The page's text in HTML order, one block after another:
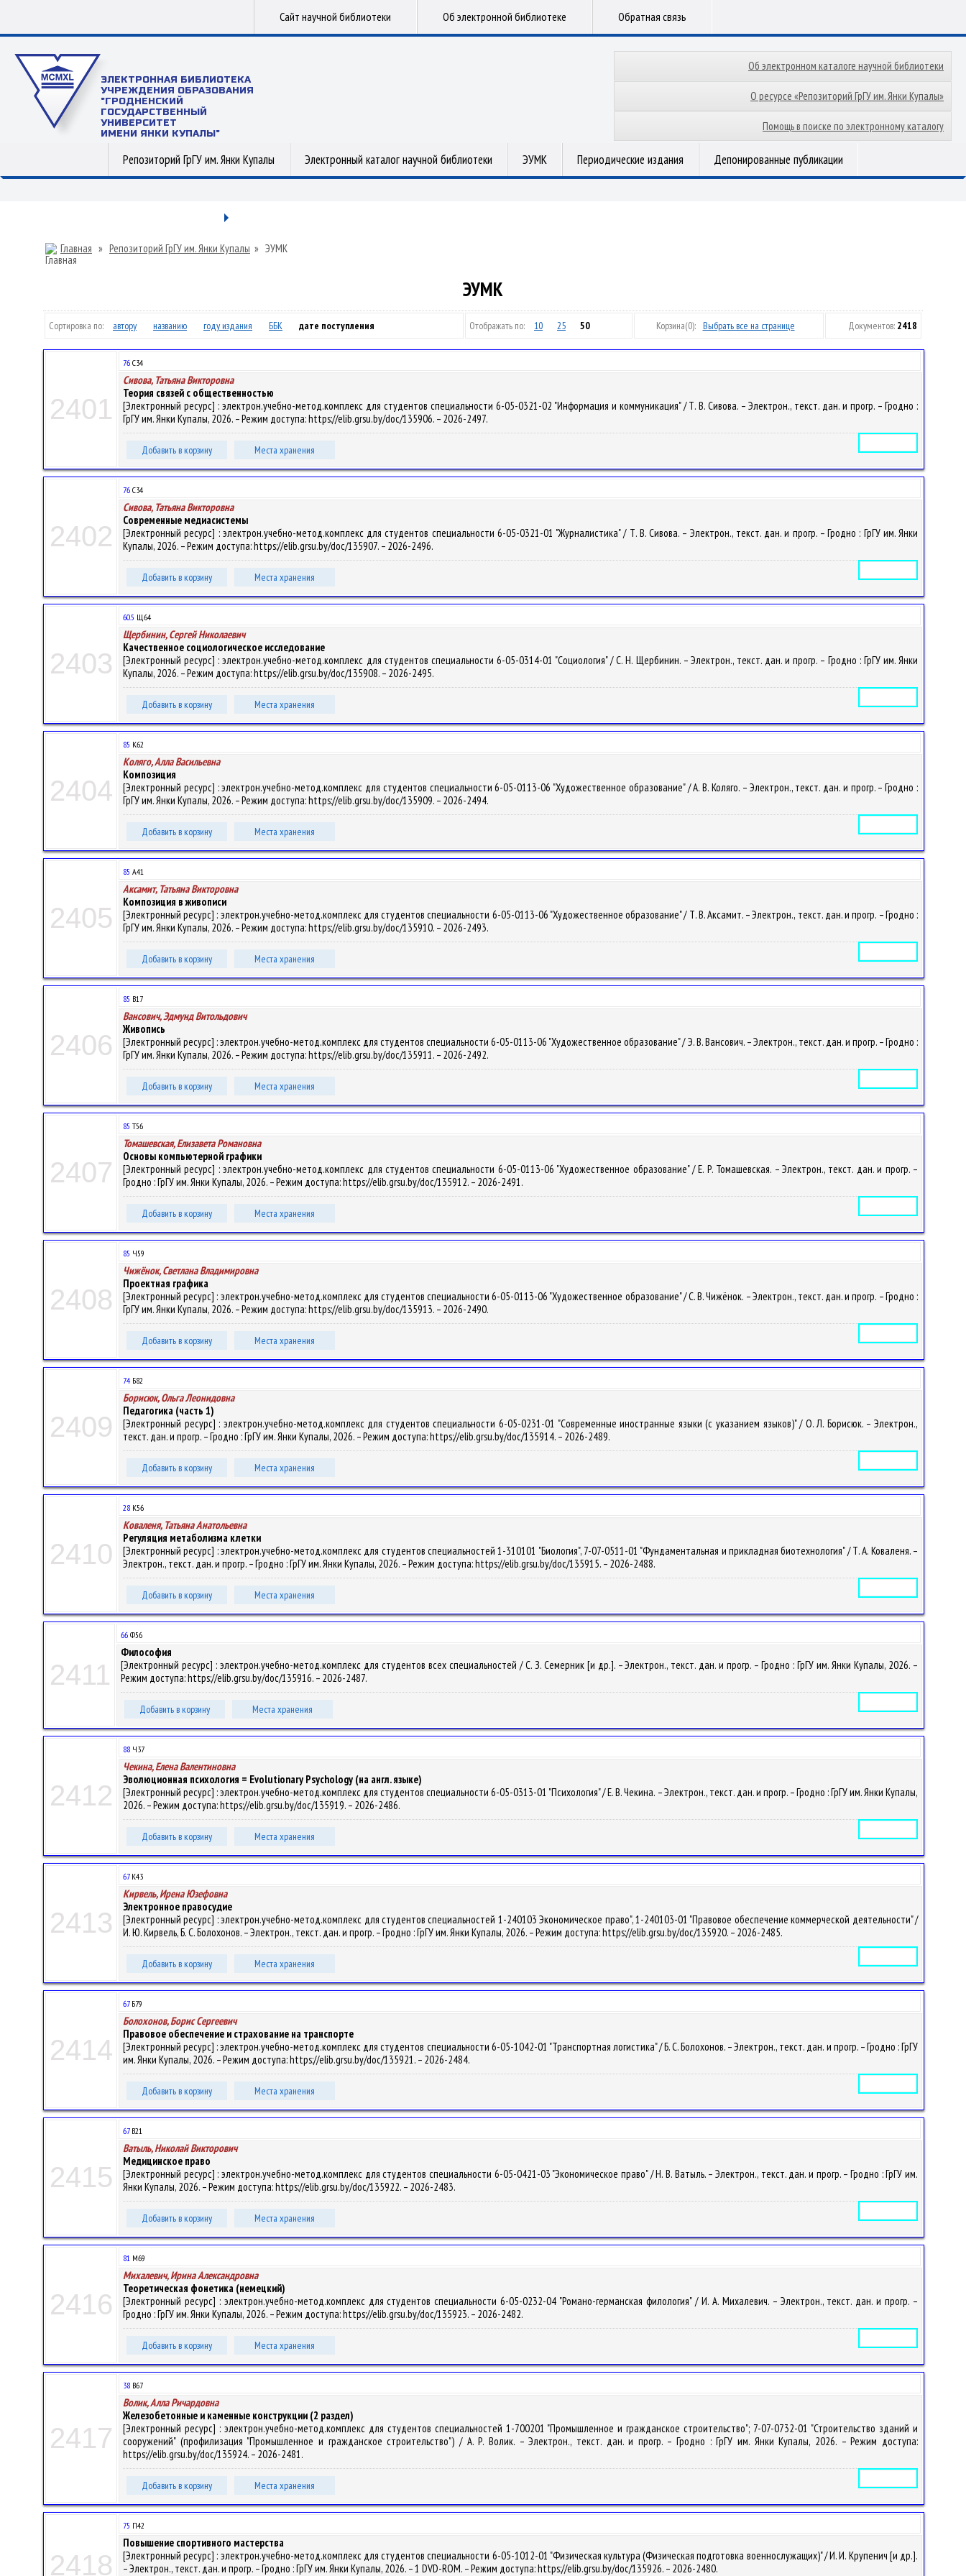
Сайт научной библиотеки Об электронной библиотеке Обратная связь
ЭЛЕКТРОННАЯ БИБЛИОТЕКА
УЧРЕЖДЕНИЯ ОБРАЗОВАНИЯ
"ГРОДНЕНСКИЙ
ГОСУДАРСТВЕННЫЙ
УНИВЕРСИТЕТ
ИМЕНИ ЯНКИ КУПАЛЫ"
Об электронном каталоге научной библиотеки
О ресурсе «Репозиторий ГрГУ им. Янки Купалы»
Помощь в поиске по электронному каталогу
Репозиторий ГрГУ им. Янки Купалы Электронный каталог научной библиотеки ЭУМК Периодические издания Депонированные публикации
Главная » Репозиторий ГрГУ им. Янки Купалы » ЭУМК
ЭУМК
Сортировка по: автору названию году издания ББК дате поступления Отображать по: 10 25 50 Корзина(0): Выбрать все на странице Документов: 2418
2401
76 С34
Сивова, Татьяна Викторовна
Теория связей с общественностью
[Электронный ресурс] : электрон.учебно-метод.комплекс для студентов специальности 6-05-0321-02 "Информация и коммуникация" / Т. В. Сивова. – Электрон., текст. дан. и прогр. – Гродно :
ГрГУ им. Янки Купалы, 2026. – Режим доступа: https://elib.grsu.by/doc/135906. – 2026-2497.
Добавить в корзину Места хранения
2402
76 С34
Сивова, Татьяна Викторовна
Современные медиасистемы
[Электронный ресурс] : электрон.учебно-метод.комплекс для студентов специальности 6-05-0321-01 "Журналистика" / Т. В. Сивова. – Электрон., текст. дан. и прогр. – Гродно : ГрГУ им. Янки
Купалы, 2026. – Режим доступа: https://elib.grsu.by/doc/135907. – 2026-2496.
Добавить в корзину Места хранения
2403
60.5 Щ64
Щербинин, Сергей Николаевич
Качественное социологическое исследование
[Электронный ресурс] : электрон.учебно-метод.комплекс для студентов специальности 6-05-0314-01 "Социология" / С. Н. Щербинин. – Электрон., текст. дан. и прогр. – Гродно : ГрГУ им. Янки
Купалы, 2026. – Режим доступа: https://elib.grsu.by/doc/135908. – 2026-2495.
Добавить в корзину Места хранения
2404
85 К62
Коляго, Алла Васильевна
Композиция
[Электронный ресурс] : электрон.учебно-метод.комплекс для студентов специальности 6-05-0113-06 "Художественное образование" / А. В. Коляго. – Электрон., текст. дан. и прогр. – Гродно :
ГрГУ им. Янки Купалы, 2026. – Режим доступа: https://elib.grsu.by/doc/135909. – 2026-2494.
Добавить в корзину Места хранения
2405
85 А41
Аксамит, Татьяна Викторовна
Композиция в живописи
[Электронный ресурс] : электрон.учебно-метод.комплекс для студентов специальности 6-05-0113-06 "Художественное образование" / Т. В. Аксамит. – Электрон., текст. дан. и прогр. – Гродно :
ГрГУ им. Янки Купалы, 2026. – Режим доступа: https://elib.grsu.by/doc/135910. – 2026-2493.
Добавить в корзину Места хранения
2406
85 В17
Вансович, Эдмунд Витольдович
Живопись
[Электронный ресурс] : электрон.учебно-метод.комплекс для студентов специальности 6-05-0113-06 "Художественное образование" / Э. В. Вансович. – Электрон., текст. дан. и прогр. – Гродно :
ГрГУ им. Янки Купалы, 2026. – Режим доступа: https://elib.grsu.by/doc/135911. – 2026-2492.
Добавить в корзину Места хранения
2407
85 Т56
Томашевская, Елизавета Романовна
Основы компьютерной графики
[Электронный ресурс] : электрон.учебно-метод.комплекс для студентов специальности 6-05-0113-06 "Художественное образование" / Е. Р. Томашевская. – Электрон., текст. дан. и прогр. –
Гродно : ГрГУ им. Янки Купалы, 2026. – Режим доступа: https://elib.grsu.by/doc/135912. – 2026-2491.
Добавить в корзину Места хранения
2408
85 Ч59
Чижёнок, Светлана Владимировна
Проектная графика
[Электронный ресурс] : электрон.учебно-метод.комплекс для студентов специальности 6-05-0113-06 "Художественное образование" / С. В. Чижёнок. – Электрон., текст. дан. и прогр. – Гродно :
ГрГУ им. Янки Купалы, 2026. – Режим доступа: https://elib.grsu.by/doc/135913. – 2026-2490.
Добавить в корзину Места хранения
2409
74 Б82
Борисюк, Ольга Леонидовна
Педагогика (часть 1)
[Электронный ресурс] : электрон.учебно-метод.комплекс для студентов специальности 6-05-0231-01 "Современные иностранные языки (с указанием языков)" / О. Л. Борисюк. – Электрон.,
текст. дан. и прогр. – Гродно : ГрГУ им. Янки Купалы, 2026. – Режим доступа: https://elib.grsu.by/doc/135914. – 2026-2489.
Добавить в корзину Места хранения
2410
28 К56
Коваленя, Татьяна Анатольевна
Регуляция метаболизма клетки
[Электронный ресурс] : электрон.учебно-метод.комплекс для студентов специальностей 1-310101 "Биология", 7-07-0511-01 "Фундаментальная и прикладная биотехнология" / Т. А. Коваленя. –
Электрон., текст. дан. и прогр. – Гродно : ГрГУ им. Янки Купалы, 2026. – Режим доступа: https://elib.grsu.by/doc/135915. – 2026-2488.
Добавить в корзину Места хранения
2411
66 Ф56
Философия
[Электронный ресурс] : электрон.учебно-метод.комплекс для студентов всех специальностей / С. З. Семерник [и др.]. – Электрон., текст. дан. и прогр. – Гродно : ГрГУ им. Янки Купалы, 2026. –
Режим доступа: https://elib.grsu.by/doc/135916. – 2026-2487.
Добавить в корзину Места хранения
2412
88 Ч37
Чекина, Елена Валентиновна
Эволюционная психология = Evolutionary Psychology (на англ. языке)
[Электронный ресурс] : электрон.учебно-метод.комплекс для студентов специальности 6-05-0313-01 "Психология" / Е. В. Чекина. – Электрон., текст. дан. и прогр. – Гродно : ГрГУ им. Янки Купалы,
2026. – Режим доступа: https://elib.grsu.by/doc/135919. – 2026-2486.
Добавить в корзину Места хранения
2413
67К43
Кирвель, Ирена Юзефовна
Электронное правосудие
[Электронный ресурс] : электрон.учебно-метод.комплекс для студентов специальностей 1-240103 Экономическое право", 1-240103-01 "Правовое обеспечение коммерческой деятельности" /
И. Ю. Кирвель, Б. С. Болохонов. – Электрон., текст. дан. и прогр. – Гродно : ГрГУ им. Янки Купалы, 2026. – Режим доступа: https://elib.grsu.by/doc/135920. – 2026-2485.
Добавить в корзину Места хранения
2414
67Б79
Болохонов, Борис Сергеевич
Правовое обеспечение и страхование на транспорте
[Электронный ресурс] : электрон.учебно-метод.комплекс для студентов специальности 6-05-1042-01 "Транспортная логистика" / Б. С. Болохонов. – Электрон., текст. дан. и прогр. – Гродно : ГрГУ
им. Янки Купалы, 2026. – Режим доступа: https://elib.grsu.by/doc/135921. – 2026-2484.
Добавить в корзину Места хранения
2415
67В21
Ватыль, Николай Викторович
Медицинское право
[Электронный ресурс] : электрон.учебно-метод.комплекс для студентов специальности 6-05-0421-03 "Экономическое право" / Н. В. Ватыль. – Электрон., текст. дан. и прогр. – Гродно : ГрГУ им.
Янки Купалы, 2026. – Режим доступа: https://elib.grsu.by/doc/135922. – 2026-2483.
Добавить в корзину Места хранения
2416
81 М69
Михалевич, Ирина Александровна
Теоретическая фонетика (немецкий)
[Электронный ресурс] : электрон.учебно-метод.комплекс для студентов специальности 6-05-0232-04 "Романо-германская филология" / И. А. Михалевич. – Электрон., текст. дан. и прогр. –
Гродно : ГрГУ им. Янки Купалы, 2026. – Режим доступа: https://elib.grsu.by/doc/135923. – 2026-2482.
Добавить в корзину Места хранения
2417
38 В67
Волик, Алла Ричардовна
Железобетонные и каменные конструкции (2 раздел)
[Электронный ресурс] : электрон.учебно-метод.комплекс для студентов специальностей 1-700201 "Промышленное и гражданское строительство"; 7-07-0732-01 "Строительство зданий и
сооружений" (профилизация "Промышленное и гражданское строительство") / А. Р. Волик. – Электрон., текст. дан. и прогр. – Гродно : ГрГУ им. Янки Купалы, 2026. – Режим доступа:
https://elib.grsu.by/doc/135924. – 2026-2481.
Добавить в корзину Места хранения
2418
75 П42
Повышение спортивного мастерства
[Электронный ресурс] : электрон.учебно-метод.комплекс для студентов специальности 6-05-1012-01 "Физическая культура (Физическая подготовка военнослужащих)" / И. И. Крупенич [и др.].
– Электрон., текст. дан. и прогр. – Гродно : ГрГУ им. Янки Купалы, 2026. – 1 DVD-ROM. – Режим доступа: https://elib.grsu.by/doc/135926. – 2026-2480.